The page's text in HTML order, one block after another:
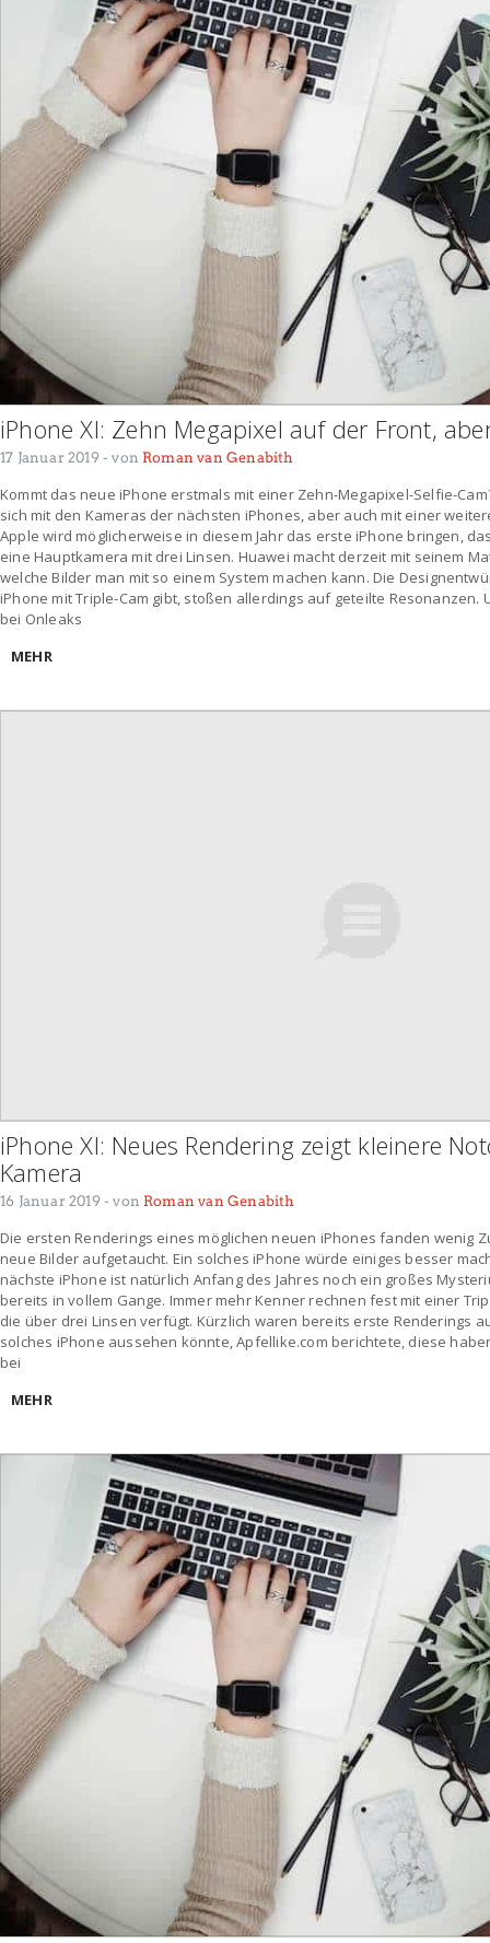
iPhone XI: Zehn Megapixel auf der Front,
17 Januar 2019- von Roman van Genabith
Kommt das neue iPhone erstmals mit einer Zehn-Megapixel-Selfie-
sich mit den Kameras der nächsten iPhones, aber auch mit einer
Apple wird möglicherweise in diesem Jahr das erste iPhone bringen,
eine Hauptkamera mit drei Linsen. Huawei macht derzeit mit seinem
welche Bilder man mit so einem System machen kann. Die
iPhone mit Triple-Cam gibt, stoßen allerdings auf geteilte
bei Onleaks
MEHR
iPhone XI: Neues Rendering zeigt kleinere
Kamera
16 Januar 2019- von Roman van Genabith
Die ersten Renderings eines möglichen neuen iPhones fanden wenig
neue Bilder aufgetaucht. Ein solches iPhone würde einiges besser
nächste iPhone ist natürlich Anfang des Jahres noch ein großes
bereits in vollem Gange. Immer mehr Kenner rechnen fest mit einer
die über drei Linsen verfügt. Kürzlich waren bereits erste Renderings
solches iPhone aussehen könnte, Apfellike.com berichtete, diese
bei
MEHR